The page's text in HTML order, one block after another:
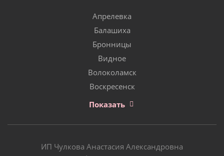
Апрелевка
Балашиха
Бронницы
Видное
Волоколамск
Воскресенск
Показать
ИП Чулкова Анастасия Александровна